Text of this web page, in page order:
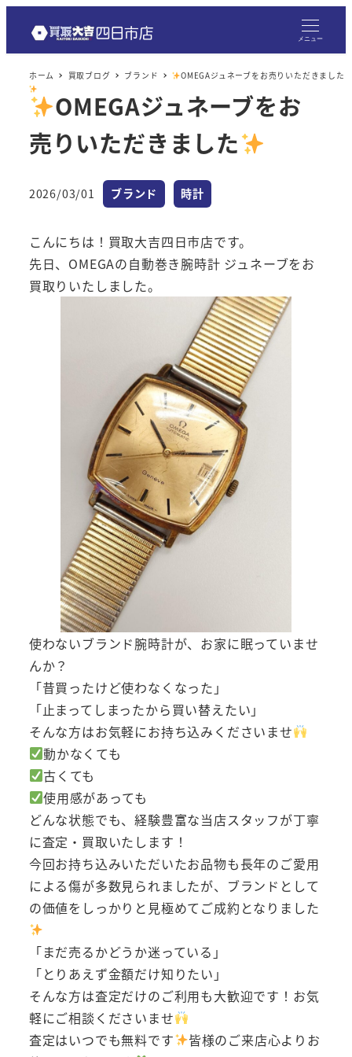
メニュー
ホーム 買取ブログ ブランド OMEGAジュネーブをお売りいただきました
OMEGAジュネーブをお
売りいただきました
投稿日
2026/03/01 カテゴリー
ブランド カテゴリー
時計
こんにちは！買取大吉四日市店です。
先日、OMEGAの自動巻き腕時計 ジュネーブをお
買取りいたしました。
使わないブランド腕時計が、お家に眠っていませ
んか？
「昔買ったけど使わなくなった」
「止まってしまったから買い替えたい」
そんな方はお気軽にお持ち込みくださいませ
動かなくても
古くても
使用感があっても
どんな状態でも、経験豊富な当店スタッフが丁寧
に査定・買取いたします！
今回お持ち込みいただいたお品物も長年のご愛用
による傷が多数見られましたが、ブランドとして
の価値をしっかりと見極めてご成約となりました
「まだ売るかどうか迷っている」
「とりあえず金額だけ知りたい」
そんな方は査定だけのご利用も大歓迎です！お気
軽にご相談くださいませ
査定はいつでも無料です
皆様のご来店心よりお